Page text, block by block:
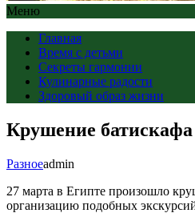
Меню
Главная
Время с детьми
Секреты гармонии
Кулинарные радости
Здоровый образ жизни
Крушение
Разноеadmin
27 марта в Египте произошло
организацию подобных